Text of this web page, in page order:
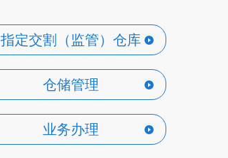
指定交割（监管）仓库
仓储管理
业务办理